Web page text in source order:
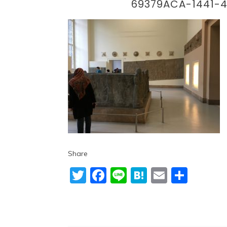
69379ACA-1441-
Share
Twitter
Facebook
LineHatena
Email